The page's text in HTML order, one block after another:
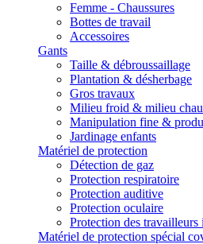
Femme - Chaussures
Bottes de travail
Accessoires
Gants
Taille & débroussaillage
Plantation & désherbage
Gros travaux
Milieu froid & milieu
Manipulation fine &
Jardinage enfants
Matériel de protection
Détection de gaz
Protection respiratoire
Protection auditive
Protection oculaire
Protection des travailleurs
Matériel de protection spécial